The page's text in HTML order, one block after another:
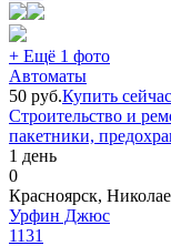
+ Ещё 1 фото
Автоматы
50 руб.Купить
Строительство и
пакетники,
1 день
0
Красноярск,
Урфин Джюс
1131